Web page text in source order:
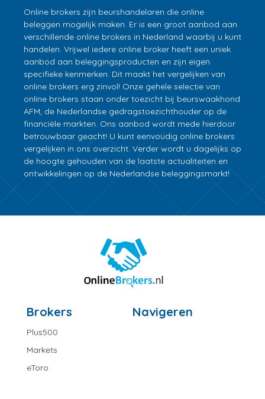
Online brokers zijn beurshandelaren die online
beleggen mogelijk maken. Er is een groot aanbod aan
verschillende online brokers in Nederland waarbij u kunt
handelen. Vrijwel iedere online broker heeft een uniek
aanbod aan beleggingsproducten en zijn eigen
specifieke kenmerken. Dit maakt het vergelijken van
online brokers erg zinvol! Onze gehele selectie van
online brokers staan onder toezicht bij beurswaakhond
AFM, de Nederlandse gedragstoezichthouder op de
financiële markten. Ons aanbod wordt mede hierdoor
betrouwbaar geacht! U kunt eenvoudig online brokers
vergelijken in ons overzicht. Verder wordt u dagelijks op
de hoogte gehouden van de laatste actualiteiten en
ontwikkelingen op de Nederlandse beleggingsmarkt!
Brokers
Plus500
Markets
eToro
Navigeren